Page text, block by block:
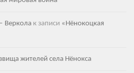
Веркола к записи «Нёнокоцкая
жителей села Нёнокса